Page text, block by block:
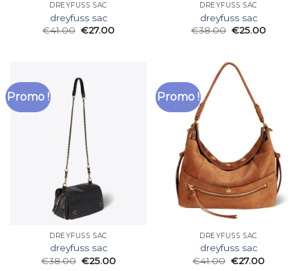
DREYFUSS SAC
dreyfuss sac
€41.00 €27.00
DREYFUSS SAC
dreyfuss sac
€38.00 €25.00
Promo !
DREYFUSS SAC
dreyfuss sac
€38.00 €25.00
Promo !
DREYFUSS SAC
dreyfuss sac
€41.00 €27.00